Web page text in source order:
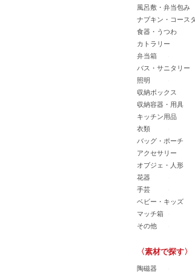
風呂敷・弁当包み
ナプキン・コース
食器・うつわ
カトラリー
弁当箱
バス・サニタリー
照明
収納ボックス
収納容器・用具
キッチン用品
衣類
バッグ・ポーチ
アクセサリー
オブジェ・人形
花器
手芸
ベビー・キッズ
マッチ箱
その他
〈素材で探す〉
陶磁器